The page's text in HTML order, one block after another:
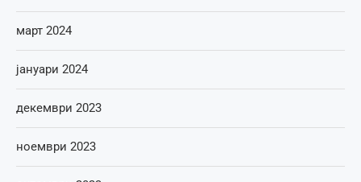
март 2024
јануари 2024
декември 2023
ноември 2023